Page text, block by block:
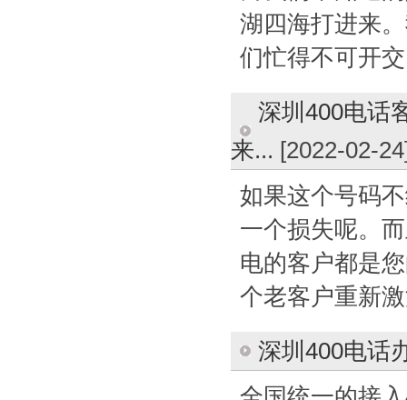
湖四海打进来
们忙得不可开
深圳400电话
来... [2022-02-
如果这个号码
一个损失呢。
电的客户都是
个老客户重新
深圳400电话